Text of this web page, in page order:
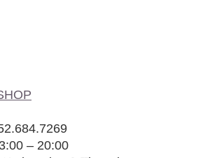
– 20:00